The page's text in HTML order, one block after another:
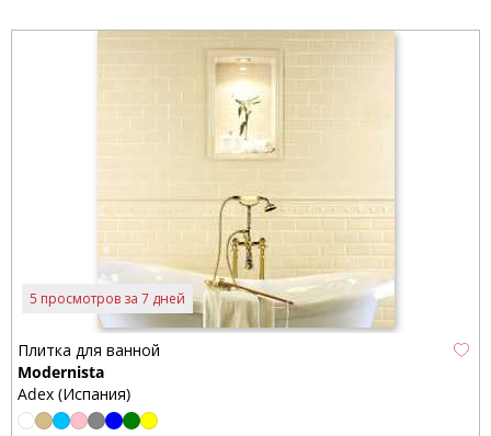
5 просмотров за 7 дней
Плитка для ванной
Modernista
Adex (Испания)